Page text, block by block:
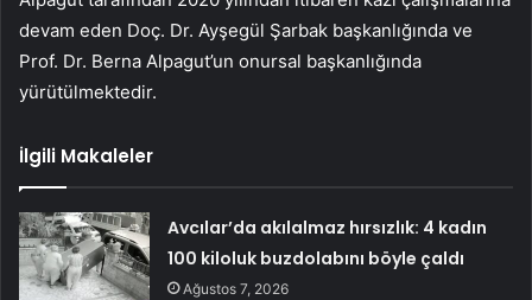
devam eden Doç. Dr. Ayşegül Şarbak başkanlığında ve
Prof. Dr. Berna Alpagut’un onursal başkanlığında
yürütülmektedir.
İlgili Makaleler
Avcılar’da akılalmaz hırsızlık: 4 kadın
100 kiloluk buzdolabını böyle çaldı
Ağustos 7, 2026